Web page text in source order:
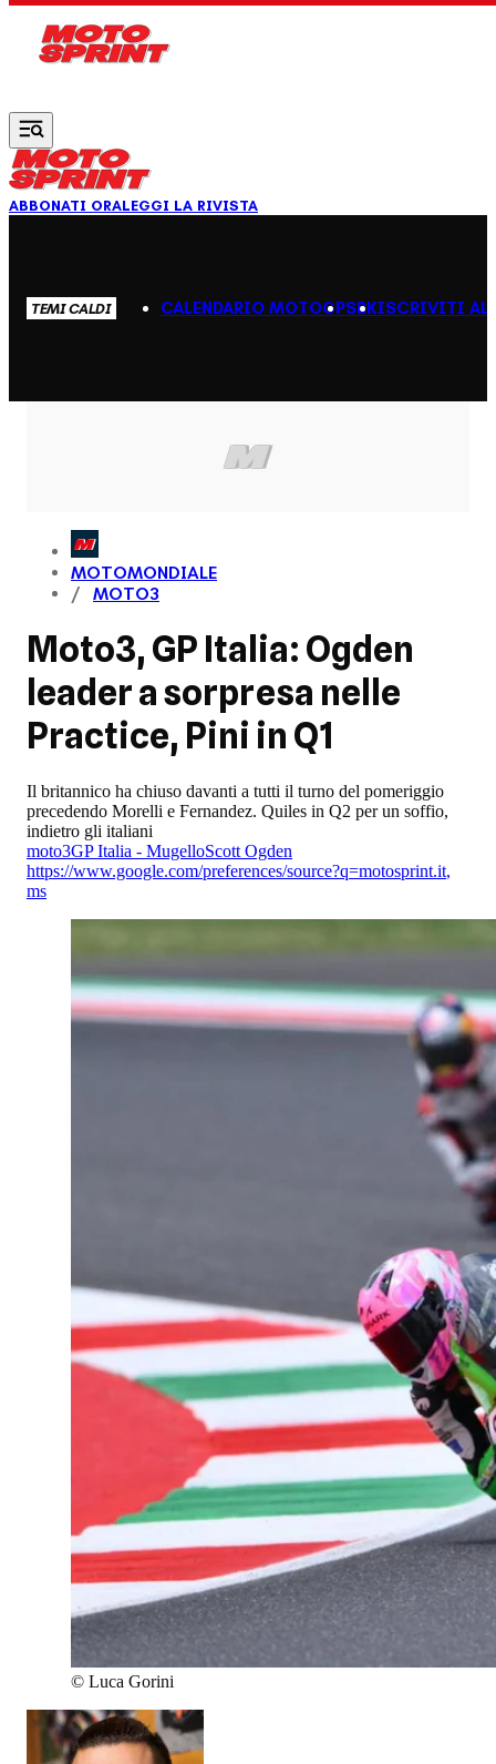
ABBONATI ORALEGGI LA RIVISTA
TEMI CALDI CALENDARIO MOTOGPSBKISCRIVITI AL
MOTOMONDIALE
MOTO3
Moto3, GP Italia: Ogden
leader a sorpresa nelle
Practice, Pini in Q1
Il britannico ha chiuso davanti a tutti il turno del pomeriggio
precedendo Morelli e Fernandez. Quiles in Q2 per un soffio,
indietro gli italiani
moto3GP Italia - MugelloScott Ogden
https://www.google.com/preferences/source?q=motosprint.it,
ms
© Luca Gorini